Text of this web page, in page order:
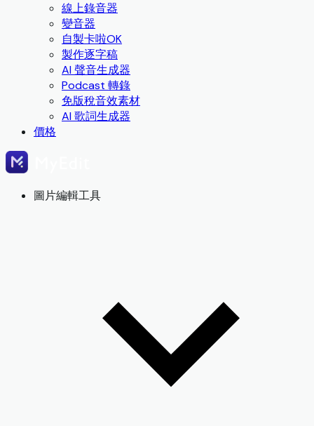
線上錄音器
變音器
自製卡啦OK
製作逐字稿
AI 聲音生成器
Podcast 轉錄
免版稅音效素材
AI 歌詞生成器
價格
圖片編輯工具